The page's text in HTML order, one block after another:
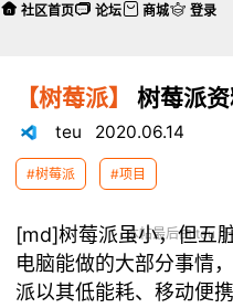
【树莓派】 树莓派
teu 2020.06.14
#树莓派 #项目
本帖最后由 teu
[md]树莓派虽小，但五
电脑能做的大部分事情
派以其低能耗、移动便
社区首页 论坛 商城 登录